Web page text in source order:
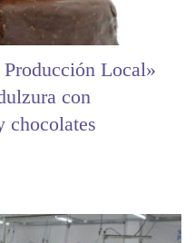
Local»
con
chocolates